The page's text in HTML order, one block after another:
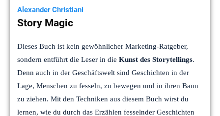
Alexander Christiani
Story Magic
Dieses Buch ist kein gewöhnlicher Marketing-Ratgeber,
sondern entführt die Leser in die Kunst des Storytellings.
Denn auch in der Geschäftswelt sind Geschichten in der
Lage, Menschen zu fesseln, zu bewegen und in ihren Bann
zu ziehen. Mit den Techniken aus diesem Buch wirst du
lernen, wie du durch das Erzählen fesselnder Geschichten